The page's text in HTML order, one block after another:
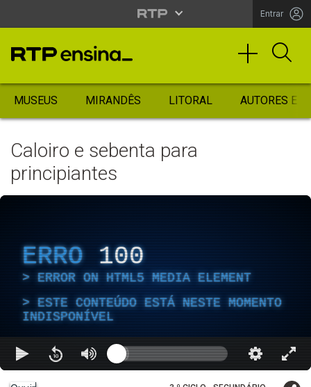
Entrar
MUSEUS MIRANDÊS LITORAL AUTORES
Caloiro e sebenta para
principiantes
ERRO 100
ERROR ON HTML5 MEDIA ELEMENT
ESTE CONTEÚDO ESTÁ NESTE MOMENTO
INDISPONÍVEL